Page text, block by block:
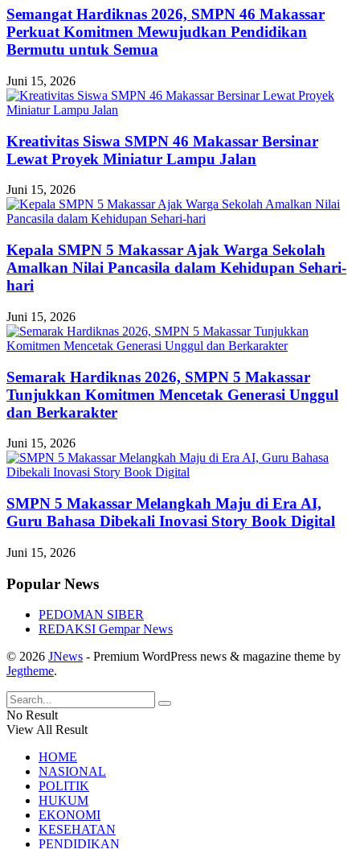
Semangat Hardiknas 2026, SMPN 46 Makassar
Perkuat Komitmen Mewujudkan Pendidikan
Bermutu untuk Semua
Juni 15, 2026
Kreativitas Siswa SMPN 46 Makassar Bersinar
Lewat Proyek Miniatur Lampu Jalan
Juni 15, 2026
Kepala SMPN 5 Makassar Ajak Warga Sekolah
Amalkan Nilai Pancasila dalam Kehidupan Sehari-
hari
Juni 15, 2026
Semarak Hardiknas 2026, SMPN 5 Makassar
Tunjukkan Komitmen Mencetak Generasi Unggul
dan Berkarakter
Juni 15, 2026
SMPN 5 Makassar Melangkah Maju di Era AI,
Guru Bahasa Dibekali Inovasi Story Book Digital
Juni 15, 2026
Popular News
PEDOMAN SIBER
REDAKSI Gempar News
© 2026 JNews - Premium WordPress news & magazine theme by
Jegtheme.
No Result
View All Result
HOME
NASIONAL
POLITIK
HUKUM
EKONOMI
KESEHATAN
PENDIDIKAN